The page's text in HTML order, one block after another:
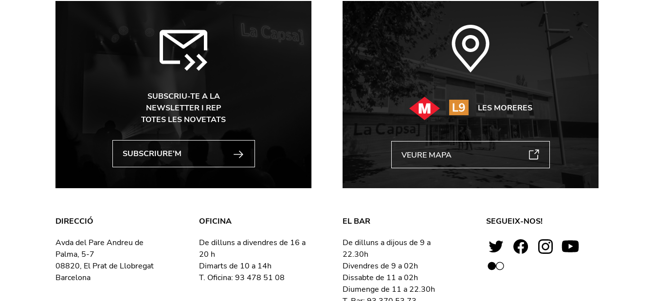
SUBSCRIU-TE A LA
NEWSLETTER I REP
TOTES LES NOVETATS
LES MORERES
VEURE MAPA
DIRECCIÓ
Avda del Pare Andreu de
Palma, 5-7
08820, El Prat de Llobregat
Barcelona
OFICINA
De dilluns a divendres de 16 a
20 h
Dimarts de 10 a 14h
T. Oficina: 93 478 51 08
EL BAR
De dilluns a dijous de 9 a
22.30h
Divendres de 9 a 02h
Dissabte de 11 a 02h
Diumenge de 11 a 22.30h
SEGUEIX-NOS!